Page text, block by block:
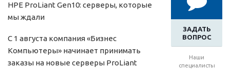
ЗАДАТЬ
ВОПРОС
Наши
специалисты
HPE ProLiant Gen10: серверы, которые
мы ждали
С 1 августа компания «Бизнес
Компьютеры» начинает принимать
заказы на новые серверы ProLiant